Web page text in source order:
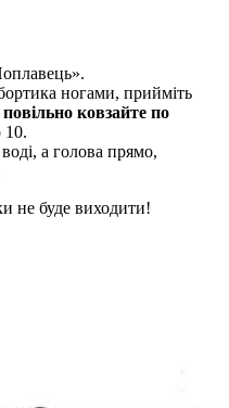
ногами, прийміть
повільно ковзайте по
10.
а голова прямо,
не буде виходити!